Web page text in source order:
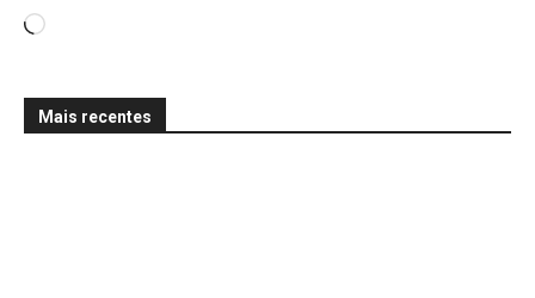
C
r
Mais recentes